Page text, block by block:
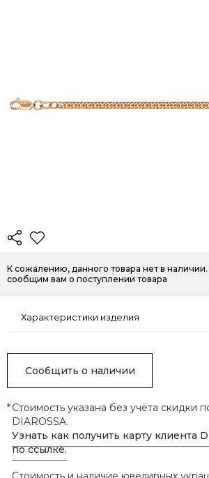
К сожалению, данного товара нет в наличии.
сообщим вам о поступлении товара
Характеристики изделия
Сообщить о наличии
*Стоимость указана без учёта скидки
DIAROSSA.
Узнать как получить карту клиента
по ссылке.